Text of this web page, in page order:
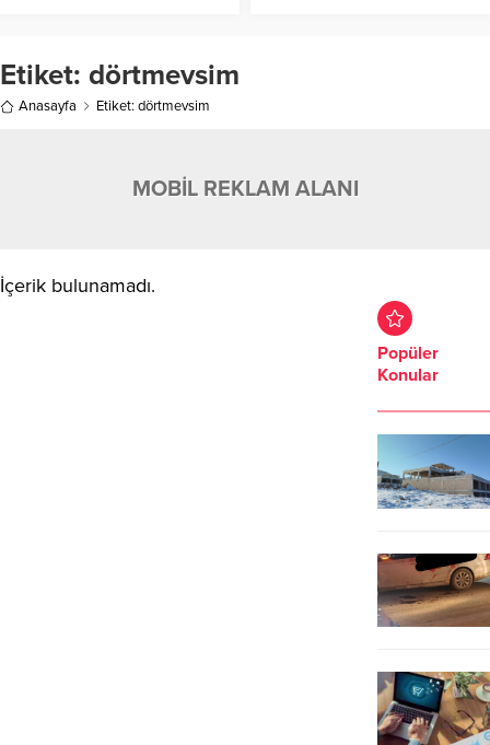
Etiket: dörtmevsim
Anasayfa Etiket: dörtmevsim
MOBİL REKLAM ALANI
İçerik bulunamadı.
Popüler
Konular